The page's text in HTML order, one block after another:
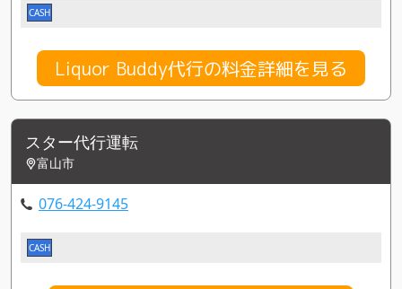
CASH
Liquor Buddy代行の料金詳細を見る
スター代行運転
富山市
076-424-9145
CASH